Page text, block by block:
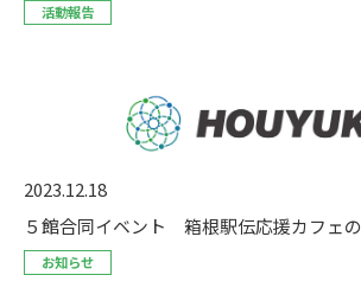
活動報告
2023.12.18
５館合同イベント 箱根駅伝応援カフェ
お知らせ